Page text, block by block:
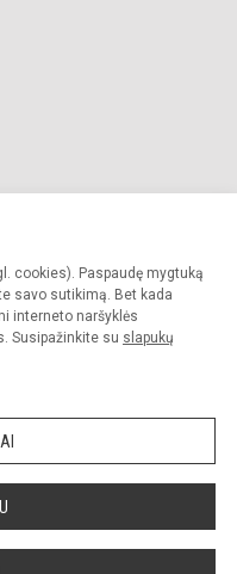
cookies). Paspaudę mygtuką
savo sutikimą. Bet kada
interneto naršyklės
Susipažinkite su slapukų
Visos teisės saugomos.
sutikimo griežtai draudžiama.
valdymas